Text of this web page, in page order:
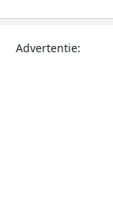
Advertentie: